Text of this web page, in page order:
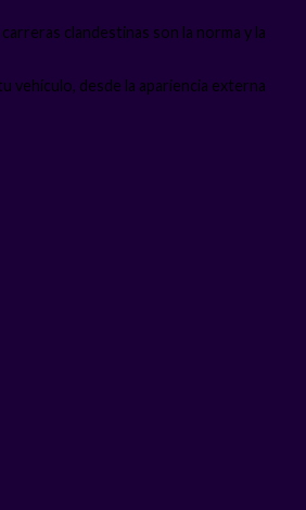
clandestinas son la norma y la
vehículo, desde la apariencia externa